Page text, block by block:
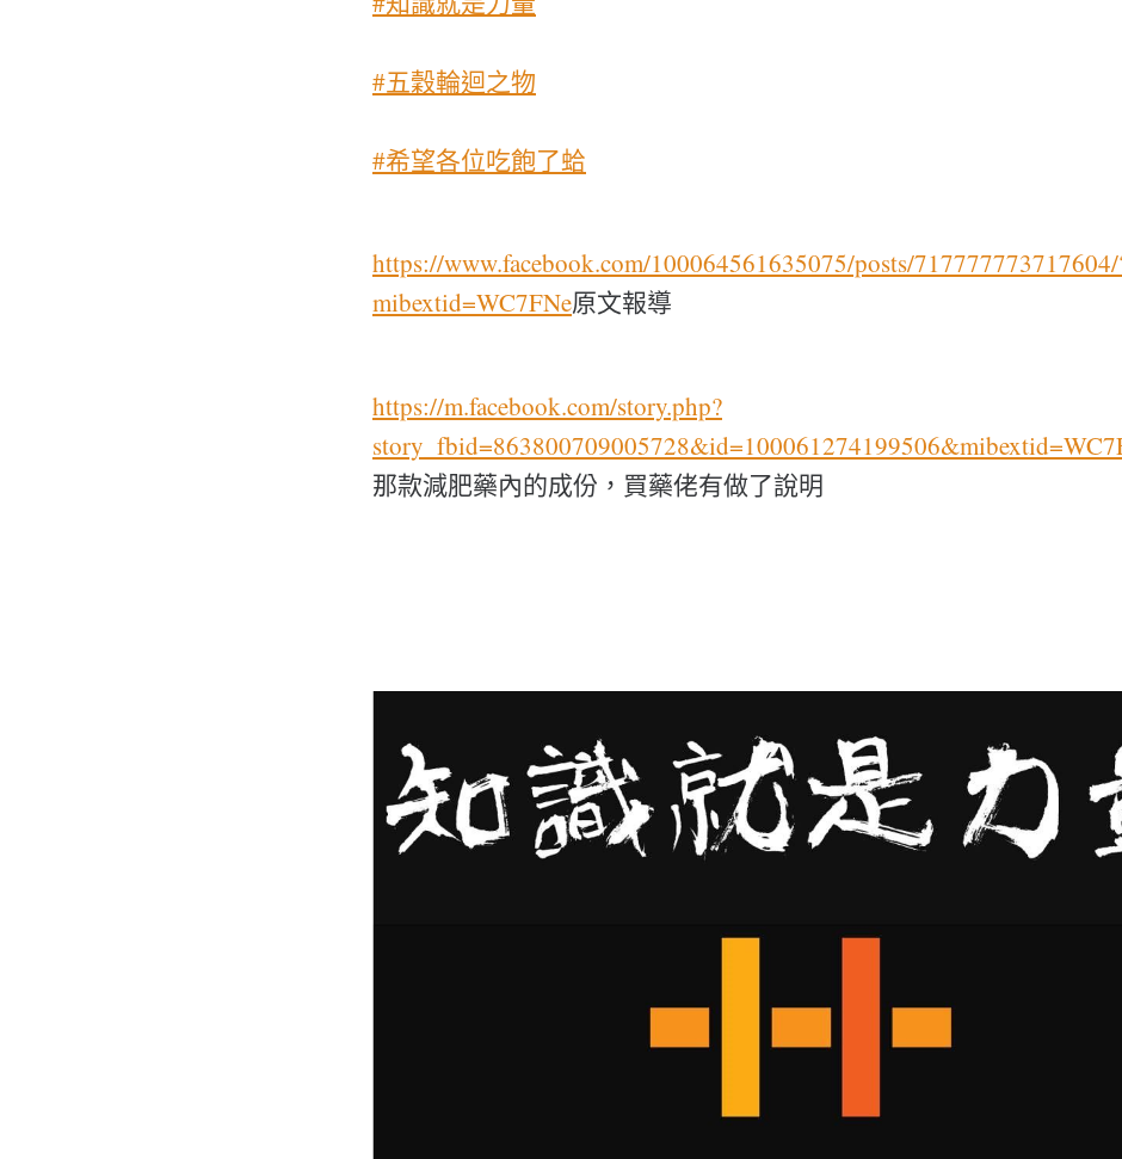
#五穀輪迴之物
#希望各位吃飽了蛤
https://www.facebook.com/100064561635075/posts/717777773717604/
mibextid=WC7FNe原文報導
https://m.facebook.com/story.php?
那款減肥藥內的成份，買藥佬有做了說明